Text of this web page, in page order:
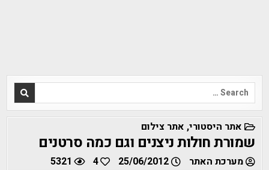
Search
for:
POSTED
IN
אתר היסטורי, אתר צילום
שמורת חולות ניצנים וגם כמה סרטנים
מערכת האתר 25/06/2012
4
5321